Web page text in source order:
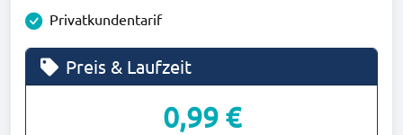
Privatkundentarif
Preis & Laufzeit
0,99 €